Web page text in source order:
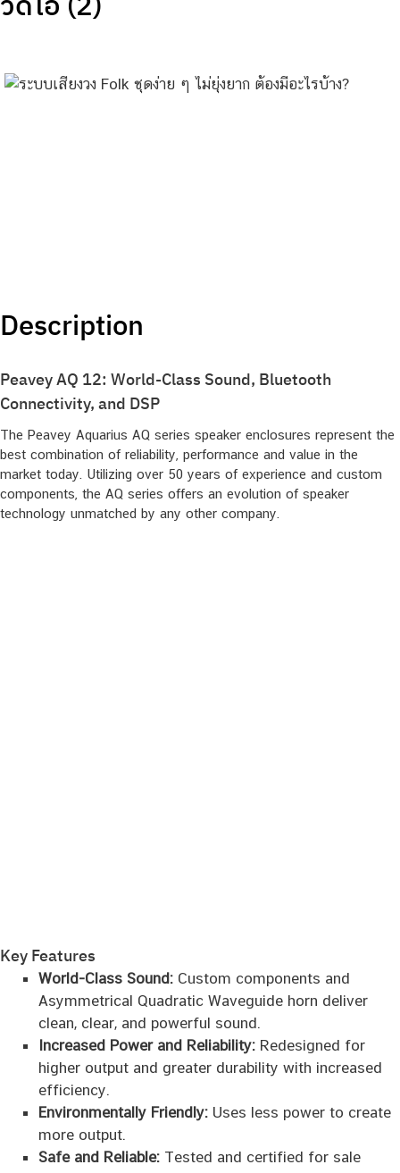
Description
Peavey AQ 12: World-Class Sound, Bluetooth
Connectivity, and DSP
The Peavey Aquarius AQ series speaker enclosures represent the
best combination of reliability, performance and value in the
market today. Utilizing over 50 years of experience and custom
components, the AQ series offers an evolution of speaker
technology unmatched by any other company.
Key Features
World-Class Sound:Custom components and
Asymmetrical Quadratic Waveguide horn deliver
clean, clear, and powerful sound.
Increased Power and Reliability:Redesigned for
higher output and greater durability with increased
efficiency.
Environmentally Friendly:Uses less power to create
more output.
Safe and Reliable:Tested and certified for sale